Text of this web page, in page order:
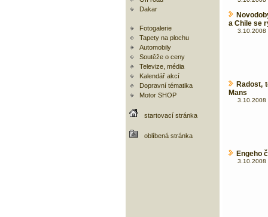
Dakar
Fotogalerie
Tapety na plochu
Automobily
Soutěže o ceny
Televize, média
Kalendář akcí
Dopravní tématika
Motor SHOP
startovací stránka
oblíbená stránka
a Chile se
3.10.2008
Radost,
Mans
3.10.2008
Engeho
3.10.2008